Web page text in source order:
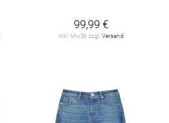
99,99 €
inkl. MwSt. zzgl.Versand